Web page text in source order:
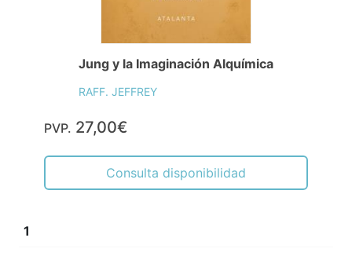
Jung y la Imaginación Alquímica
RAFF. JEFFREY
PVP. 27,00€
Consulta disponibilidad
1